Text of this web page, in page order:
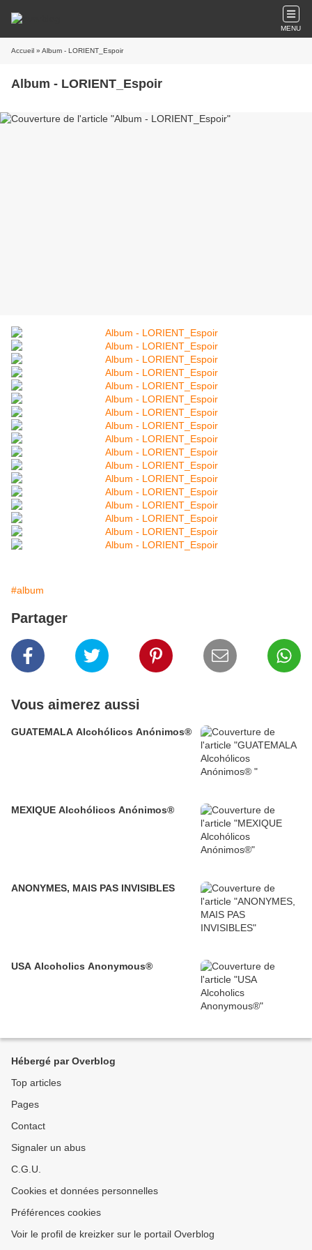
MENU
Accueil » Album - LORIENT_Espoir
Album - LORIENT_Espoir
#album
Partager
Vous aimerez aussi
GUATEMALA Alcohólicos Anónimos®
MEXIQUE Alcohólicos Anónimos®
ANONYMES, MAIS PAS INVISIBLES
USA Alcoholics Anonymous®
Hébergé par Overblog
Top articles
Pages
Contact
Signaler un abus
C.G.U.
Cookies et données personnelles
Préférences cookies
Voir le profil de kreizker sur le portail Overblog